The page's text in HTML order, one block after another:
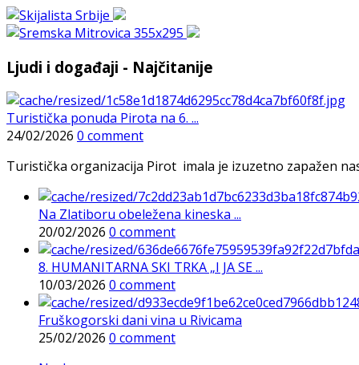
Ljudi i događaji - Najčitanije
Turistička ponuda Pirota na 6. ...
24/02/2026 0 comment
Turistička organizacija Pirot imala je izuzetno zapažen
Na Zlatiboru obeležena kineska ...
20/02/2026 0 comment
8. HUMANITARNA SKI TRKA „I JA SE ...
10/03/2026 0 comment
Fruškogorski dani vina u Rivicama
25/02/2026 0 comment